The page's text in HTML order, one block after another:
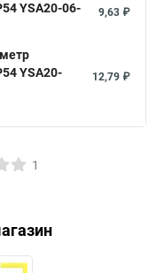
YSA20-06-
9,63 ₽
YSA20-
12,79 ₽
1